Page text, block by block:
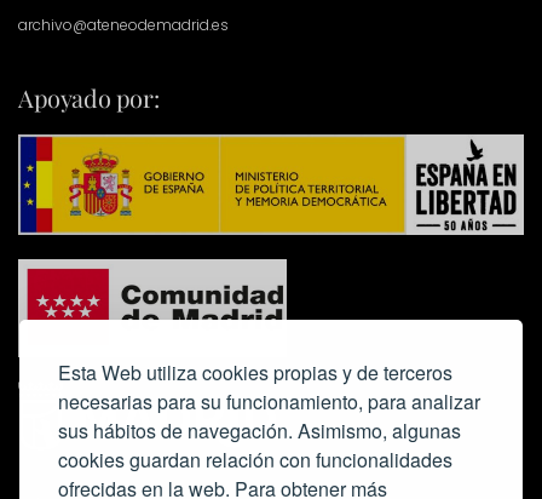
Esta Web utiliza cookies propias y de terceros
necesarias para su funcionamiento, para analizar
sus hábitos de navegación. Asimismo, algunas
cookies guardan relación con funcionalidades
ofrecidas en la web. Para obtener más
archivo@ateneodemadrid.es
Apoyado por: